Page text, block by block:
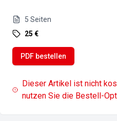
5 Seiten
25 €
PDF bestellen
Dieser Artikel ist nicht
nutzen Sie die Bestell-